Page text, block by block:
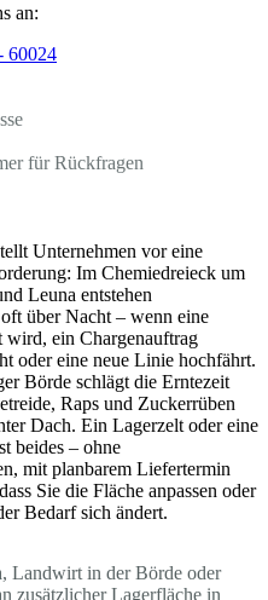
an:
60024
für Rückfragen
Unternehmen vor eine
Im Chemiedreieck um
Leuna entstehen
über Nacht – wenn eine
wird, ein Chargenauftrag
oder eine neue Linie hochfährt.
Börde schlägt die Erntezeit
Raps und Zuckerrüben
Dach. Ein Lagerzelt oder eine
beides – ohne
mit planbarem Liefertermin
Sie die Fläche anpassen oder
Bedarf sich ändert.
Landwirt in der Börde oder
zusätzlicher Lagerfläche in